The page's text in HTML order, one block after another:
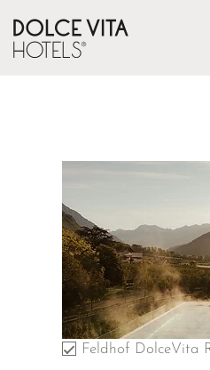
Feldhof DolceVita